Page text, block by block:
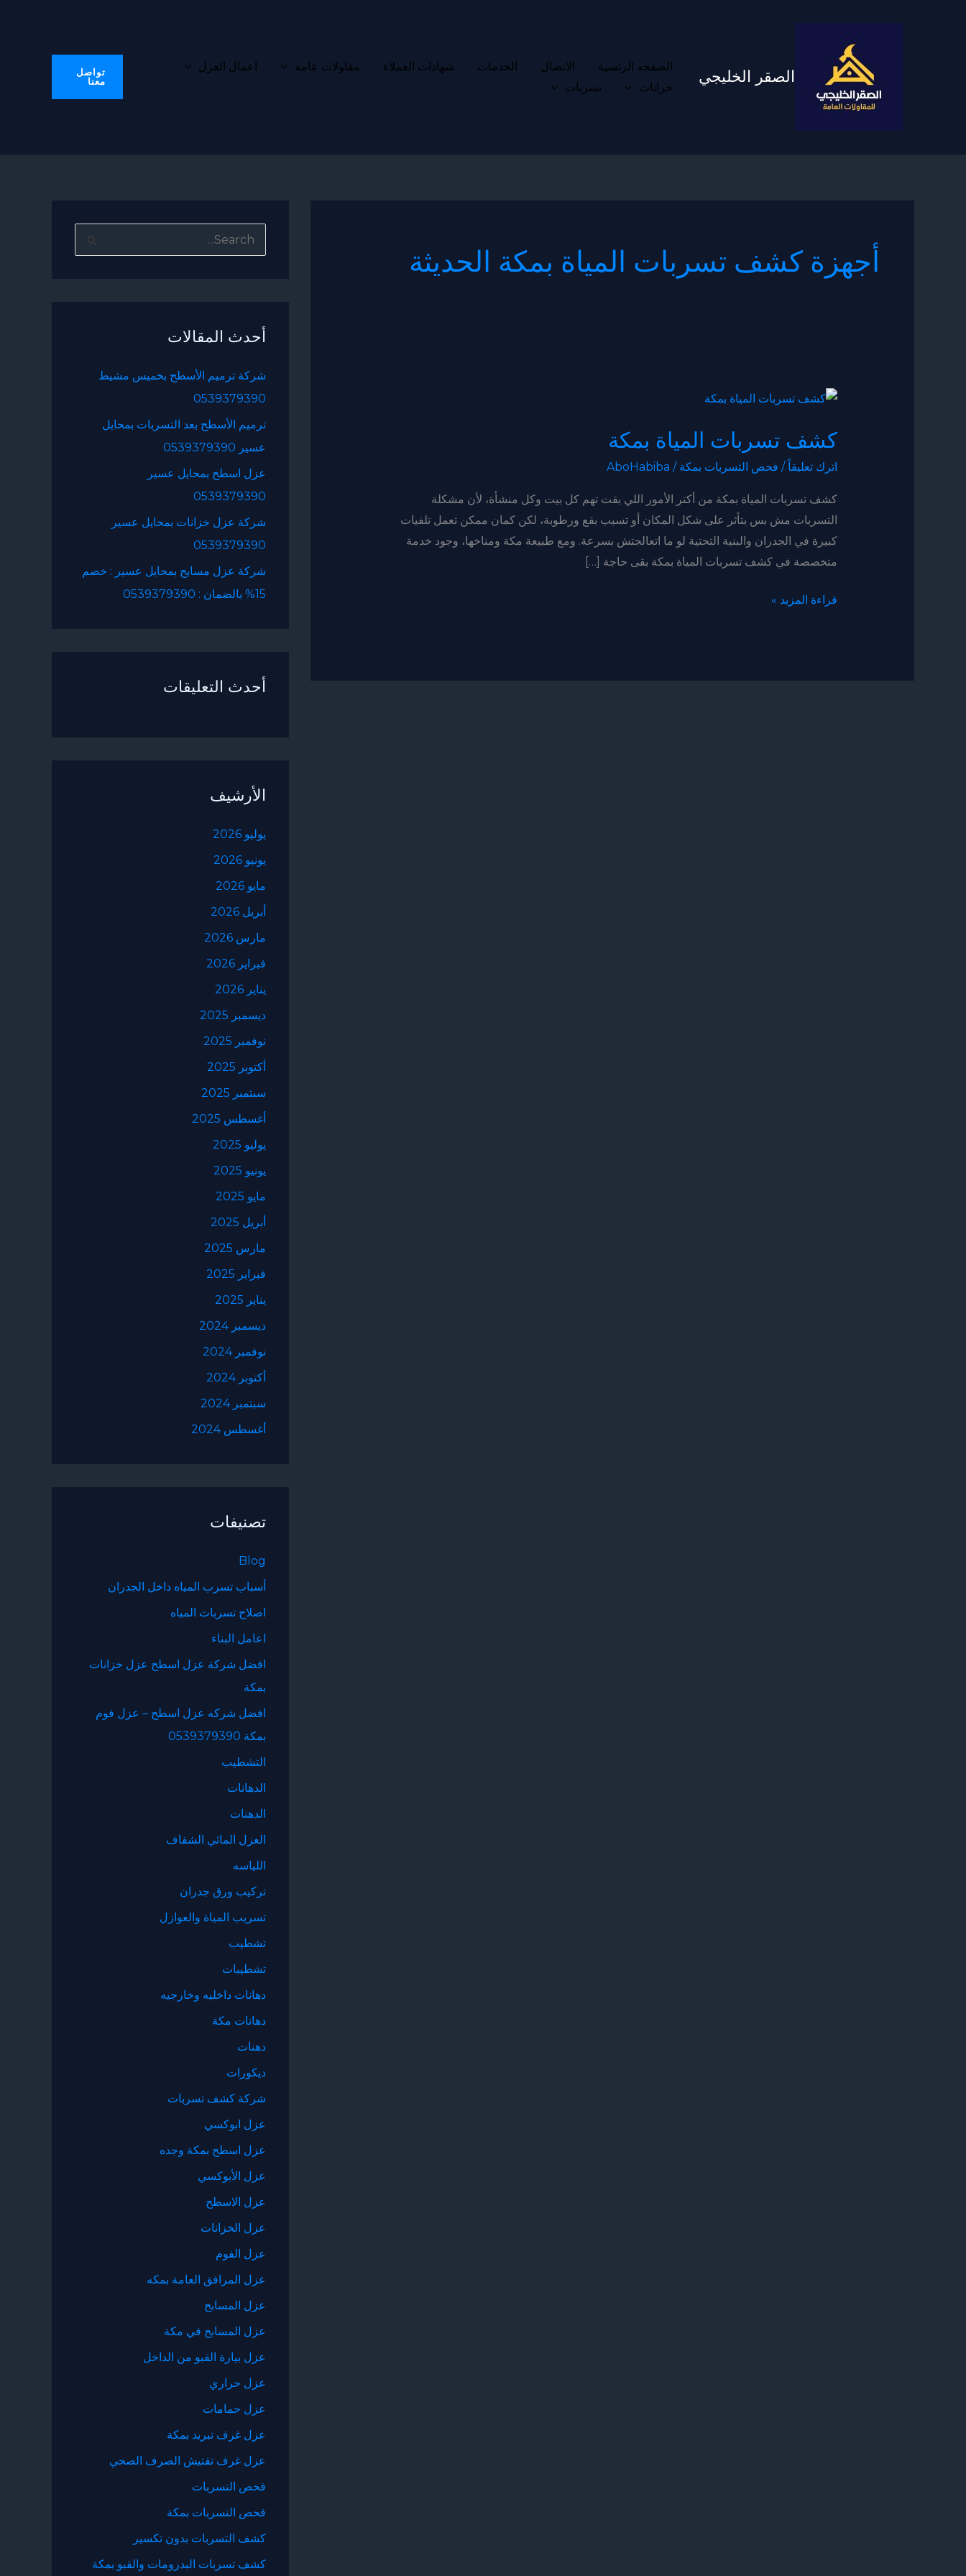
الصقر الخليجي
الصفحه الرئسية الاتصال الخدمات شهادات العملاء مقاولات عامة
اعمال العزل
خزانات
تسربات
تواصل
معنا
أجهزة كشف تسربات المياة بمكة الحديثة
كشف تسربات المياة بمكة
اترك تعليقاً / فحص التسربات بمكة /
AboHabiba
كشف تسربات المياة بمكة من أكتر الأمور اللي بقت تهم كل بيت وكل منشأة، لأن مشكلة
التسربات مش بس بتأثر على شكل المكان أو تسبب بقع ورطوبة، لكن كمان ممكن تعمل تلفيات
كبيرة في الجدران والبنية التحتية لو ما اتعالجتش بسرعة. ومع طبيعة مكة ومناخها، وجود خدمة
متخصصة في كشف تسربات المياة بمكة بقى حاجة […]
كشف
المياة
بمكة
قراءة المزيد »
ث
ن
:
أحدث المقالات
شركة ترميم الأسطح بخميس مشيط
0539379390
ترميم الأسطح بعد التسربات بمحايل
عسير 0539379390
عزل اسطح بمحايل عسير
0539379390
شركة عزل خزانات بمحايل عسير
0539379390
شركة عزل مسابح بمحايل عسير : خصم
15% بالضمان : 0539379390
أحدث التعليقات
الأرشيف
يوليو 2026
يونيو 2026
مايو 2026
أبريل 2026
مارس 2026
فبراير 2026
يناير 2026
ديسمبر 2025
نوفمبر 2025
أكتوبر 2025
سبتمبر 2025
أغسطس 2025
يوليو 2025
يونيو 2025
مايو 2025
أبريل 2025
مارس 2025
فبراير 2025
يناير 2025
ديسمبر 2024
نوفمبر 2024
أكتوبر 2024
سبتمبر 2024
أغسطس 2024
تصنيفات
Blog
أسباب تسرب المياه داخل الجدران
اصلاح تسربات المياه
اعامل البناء
افضل شركة عزل اسطح عزل خزانات
بمكة
افضل شركه عزل اسطح – عزل فوم
بمكة 0539379390
التشطيب
الدهانات
الدهنات
العزل المائي الشفاف
اللياسه
تركيب ورق جدران
تسريب المياة والعوازل
تشطيب
تشطيبات
دهانات داخليه وخارجيه
دهانات مكة
دهنات
ديكورات
شركة كشف تسربات
عزل ابوكسي
عزل اسطح بمكة وجده
عزل الأبوكسي
عزل الاسطح
عزل الخزانات
عزل الفوم
عزل المرافق العامة بمكه
عزل المسابح
عزل المسابح في مكة
عزل بيارة القبو من الداخل
عزل حراري
عزل حمامات
عزل غرف تبريد بمكة
عزل غرف تفتيش الصرف الصحي
فحص التسربات
فحص التسربات بمكة
كشف التسربات بدون تكسير
كشف تسربات البدرومات والقبو بمكة